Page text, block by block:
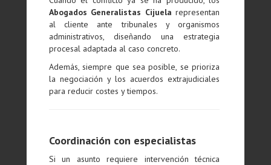
Abogados Generalistas Cijuela representan
al cliente ante tribunales y organismos
administrativos, diseñando una estrategia
procesal adaptada al caso concreto.
Además, siempre que sea posible, se prioriza
la negociación y los acuerdos extrajudiciales
para reducir costes y tiempos.
Coordinación con especialistas
Si un asunto requiere intervención técnica